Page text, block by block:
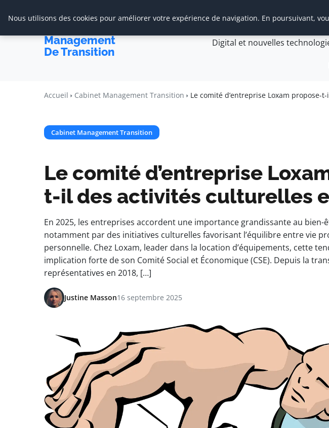
Management
De Transition
Accueil Cabinet Management Transition
Digital et nouvelles
Accueil Cabinet Management Transition Le comité d’entreprise Loxam propose-
Cabinet Management Transition
Le comité d’entreprise
t-il des activités culturelles
En 2025, les entreprises accordent une importance grandissante au bien-
notamment par des initiatives culturelles favorisant l’équilibre entre vie
personnelle. Chez Loxam, leader dans la location d’équipements, cette
implication forte de son Comité Social et Économique (CSE). Depuis la
représentatives en 2018, […]
Justine Masson16 septembre 2025
Nous utilisons des cookies pour améliorer votre expérience de navigation. En poursuivant,